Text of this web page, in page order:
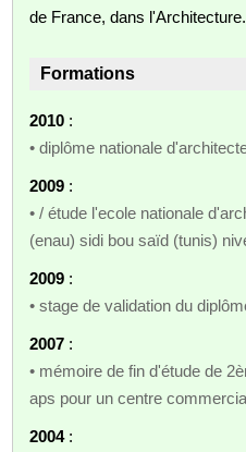
de France, dans l'Architecture.
Formations
2010 :
• diplôme nationale
2009 :
• / étude l'ecole nationale
(enau) sidi bou saïd (tunis)
2009 :
• stage de validation du
2007 :
• mémoire de fin d'étude de
aps pour un centre
2004: